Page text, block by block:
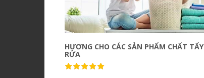
HƯƠNG CHO CÁC SẢN PHẨM CHẤT TẨY
RỬA